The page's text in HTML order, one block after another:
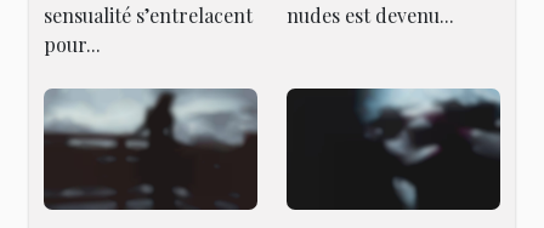
sensualité s’entrelacent
pour...
nudes est devenu...